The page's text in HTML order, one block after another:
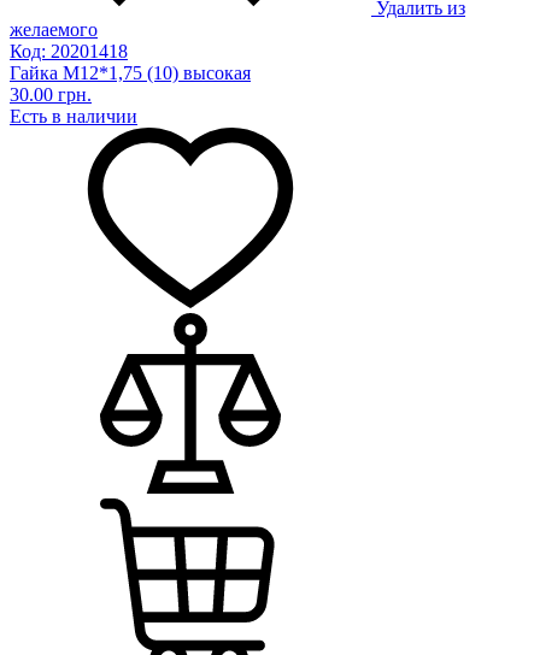
Удалить из
желаемого
Код: 20201418
Гайка М12*1,75 (10) высокая
30.00 грн.
Есть в наличии